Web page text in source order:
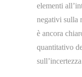
elementi
negativi sulla
è ancora
quantitativo